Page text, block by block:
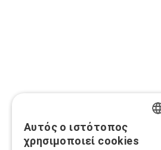
Αυτός ο ιστότοπος
χρησιμοποιεί cookies